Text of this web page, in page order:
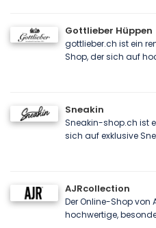
Gottlieber Hüppen
gottlieber.ch ist ein
Shop, der sich auf
Sneakin
Sneakin-shop.ch ist
sich auf exklusive
AJRcollection
Der Online-Shop von
hochwertige,